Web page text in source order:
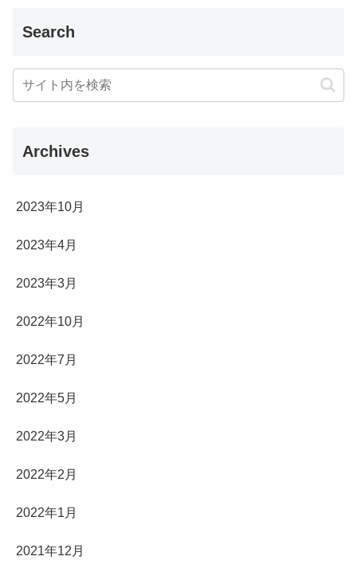
Search
Archives
2023年10月
2023年4月
2023年3月
2022年10月
2022年7月
2022年5月
2022年3月
2022年2月
2022年1月
2021年12月